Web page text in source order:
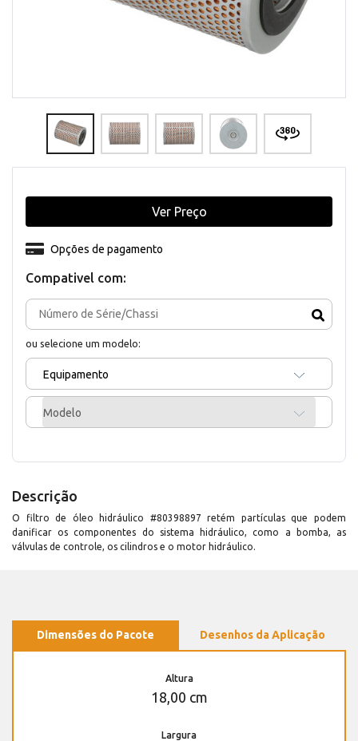
Compativel com:
ou selecione um modelo:
Equipamento
Modelo
Opções de pagamento
Ver Preço
Descrição
O filtro de óleo hidráulico #80398897 retém partículas que podem
danificar os componentes do sistema hidráulico, como a bomba, as
válvulas de controle, os cilindros e o motor hidráulico.
Dimensões do Pacote Desenhos da Aplicação
Altura
18,00 cm
Largura